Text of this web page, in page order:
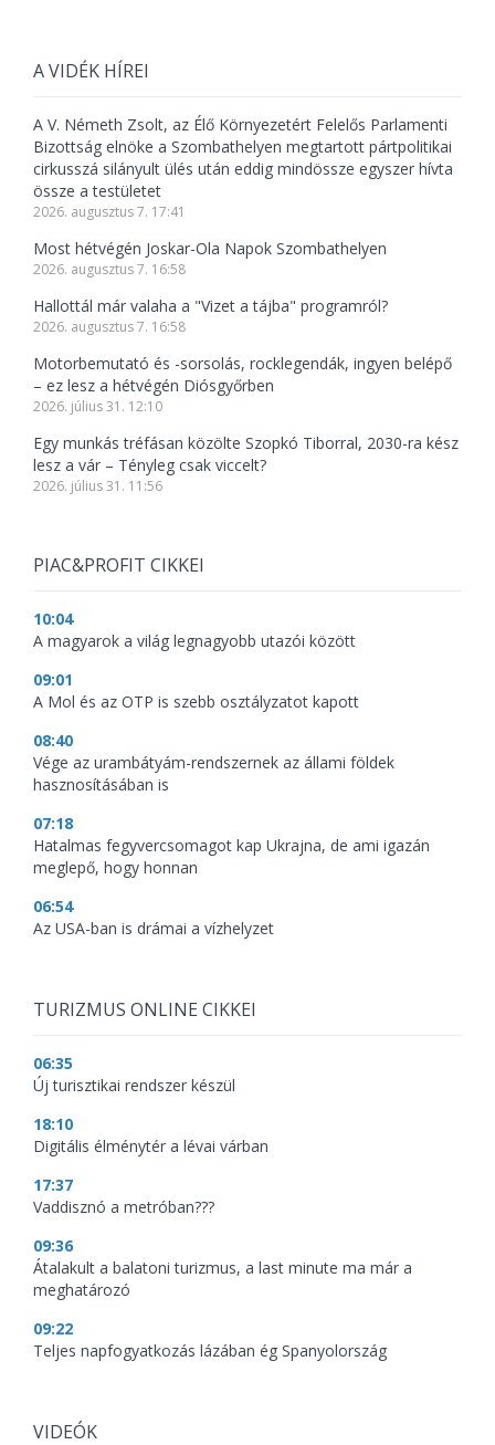
A VIDÉK HÍREI
A V. Németh Zsolt, az Élő Környezetért Felelős Parlamenti
Bizottság elnöke a Szombathelyen megtartott pártpolitikai
cirkusszá silányult ülés után eddig mindössze egyszer hívta
össze a testületet
2026. augusztus 7. 17:41
Most hétvégén Joskar-Ola Napok Szombathelyen
2026. augusztus 7. 16:58
Hallottál már valaha a "Vizet a tájba" programról?
2026. augusztus 7. 16:58
Motorbemutató és -sorsolás, rocklegendák, ingyen belépő
– ez lesz a hétvégén Diósgyőrben
2026. július 31. 12:10
Egy munkás tréfásan közölte Szopkó Tiborral, 2030-ra kész
lesz a vár – Tényleg csak viccelt?
2026. július 31. 11:56
PIAC&PROFIT CIKKEI
10:04
A magyarok a világ legnagyobb utazói között
09:01
A Mol és az OTP is szebb osztályzatot kapott
08:40
Vége az urambátyám-rendszernek az állami földek
hasznosításában is
07:18
Hatalmas fegyvercsomagot kap Ukrajna, de ami igazán
meglepő, hogy honnan
06:54
Az USA-ban is drámai a vízhelyzet
TURIZMUS ONLINE CIKKEI
06:35
Új turisztikai rendszer készül
18:10
Digitális élménytér a lévai várban
17:37
Vaddisznó a metróban???
09:36
Átalakult a balatoni turizmus, a last minute ma már a
meghatározó
09:22
Teljes napfogyatkozás lázában ég Spanyolország
VIDEÓK